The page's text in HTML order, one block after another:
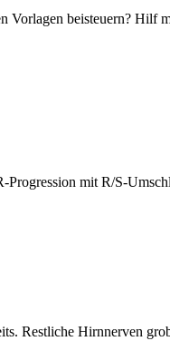
Vorlagen beisteuern? Hilf
mit R/S-
Restliche Hirnnerven